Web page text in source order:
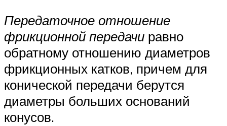
Передаточное отношение
фрикционной передачи равно
обратному отношению диаметров
фрикционных катков, причем для
конической передачи берутся
диаметры больших оснований
конусов.